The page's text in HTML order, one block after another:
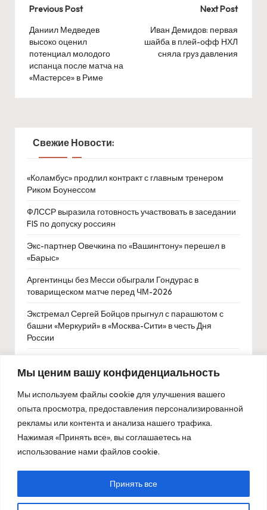
Мы ценим вашу конфиденциальность
Мы используем файлы cookie для улучшения вашего
опыта просмотра, предоставления персонализированной
рекламы или контента и анализа нашего трафика.
Нажимая «Принять все», вы соглашаетесь на
использование нами файлов cookie.
Принять все
Post
navigation
Previous Post
Даниил Медведев
высоко оценил
потенциал молодого
испанца после матча на
«Мастерсе» в Риме
Next Post
Иван Демидов: первая
шайба в плей-офф НХЛ
сняла груз давления
Свежие Новости:
«Коламбус» продлил контракт с главным тренером
Риком Боунессом
ФЛССР выразила готовность участвовать в заседании
FIS по допуску россиян
Экс-партнер Овечкина по «Вашингтону» перешел в
«Барыс»
Аргентинцы без Месси обыграли Гондурас в
товарищеском матче перед ЧМ-2026
Экстремал Сергей Бойцов прыгнул с парашютом с
башни «Меркурий» в «Москва-Сити» в честь Дня
России
санкции с российских спортсменов
Путин и Си Цзиньпин обсудили занятия спортом перед
переговорами
Камоцкий одержал победу на турнире по пощечинам
Power Slap 19
Copyright 2026 — ОлимпБет. All rights reserved.